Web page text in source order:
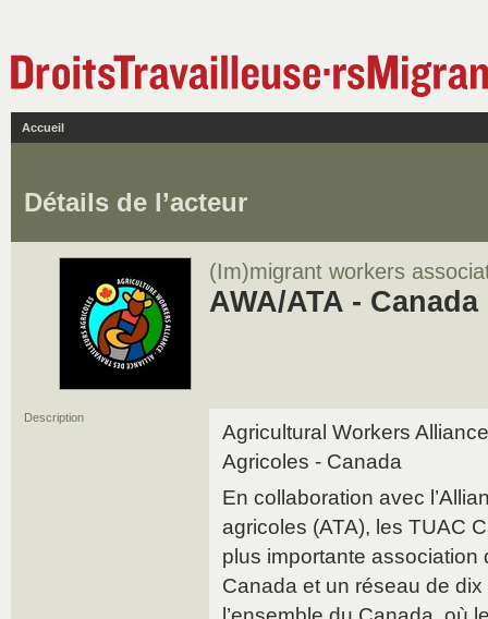
Accueil
Détails de l’acteur
(Im)migrant workers
AWA/ATA - Canada
Description
Agricultural Workers
Agricoles - Canada
En collaboration avec
agricoles (ATA), les TUAC
plus importante
Canada et un réseau de dix